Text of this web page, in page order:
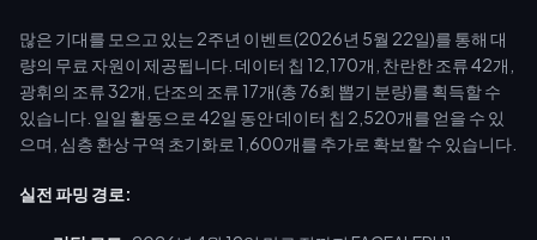
많은 기대를 모으고 있는 2주년 이벤트(2026년 5월 22일)를 통해 대
량의 무료 자원이 제공됩니다. 데이터 칩 12,170개, 찬란한 조류 42개,
광휘의 조류 32개, 단조의 조류 17개(총 76회 뽑기 분량)를 획득할 수
있습니다. 일일 활동으로 42일 동안 데이터 칩 2,520개를 얻을 수 있
으며, 심층 환상 구역 초기화로 1,600개를 추가로 확보할 수 있습니다.
실전 파밍 경로: